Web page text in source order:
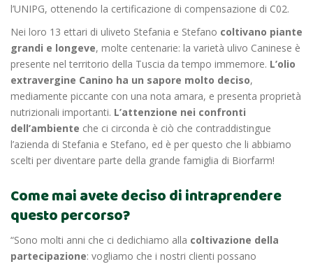
l’UNIPG, ottenendo la certificazione di compensazione di C02.
Nei loro 13 ettari di uliveto Stefania e Stefano coltivano piante
grandi e longeve, molte centenarie: la varietà ulivo Caninese è
presente nel territorio della Tuscia da tempo immemore. L’olio
extravergine Canino ha un sapore molto deciso,
mediamente piccante con una nota amara, e presenta proprietà
nutrizionali importanti. L’attenzione nei confronti
dell’ambiente che ci circonda è ciò che contraddistingue
l’azienda di Stefania e Stefano, ed è per questo che li abbiamo
scelti per diventare parte della grande famiglia di Biorfarm!
Come mai avete deciso di intraprendere
questo percorso?
“Sono molti anni che ci dedichiamo alla coltivazione della
partecipazione: vogliamo che i nostri clienti possano